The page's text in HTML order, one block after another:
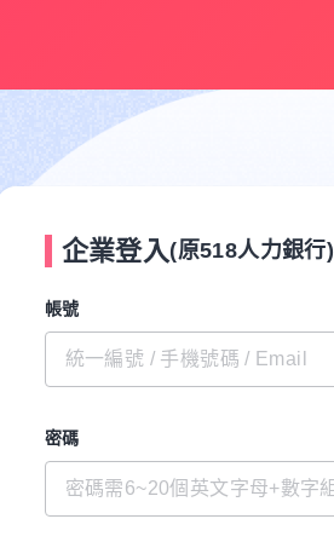
企業登入(原518人力銀行)
帳號
密碼